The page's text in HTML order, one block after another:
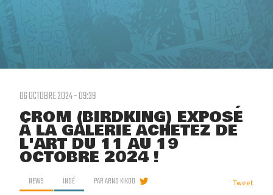
06 OCTOBRE 2024 - 09:39
CROM (BIRDKING) EXPOSÉ
À LA GALERIE ACHETEZ DE
L'ART DU 11 AU 19
OCTOBRE 2024 !
NEWS INDÉ PARARNO KIKOO Tweet